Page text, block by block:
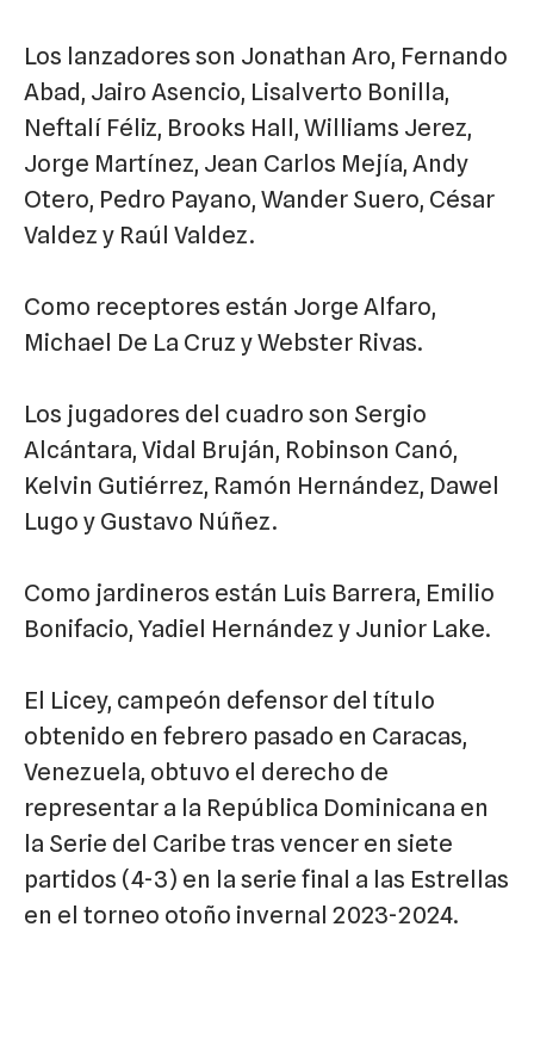
Los lanzadores son Jonathan Aro, Fernando
Abad, Jairo Asencio, Lisalverto Bonilla,
Neftalí Féliz, Brooks Hall, Williams Jerez,
Jorge Martínez, Jean Carlos Mejía, Andy
Otero, Pedro Payano, Wander Suero, César
Valdez y Raúl Valdez.
Como receptores están Jorge Alfaro,
Michael De La Cruz y Webster Rivas.
Los jugadores del cuadro son Sergio
Alcántara, Vidal Bruján, Robinson Canó,
Kelvin Gutiérrez, Ramón Hernández, Dawel
Lugo y Gustavo Núñez.
Como jardineros están Luis Barrera, Emilio
Bonifacio, Yadiel Hernández y Junior Lake.
El Licey, campeón defensor del título
obtenido en febrero pasado en Caracas,
Venezuela, obtuvo el derecho de
representar a la República Dominicana en
la Serie del Caribe tras vencer en siete
partidos (4-3) en la serie final a las Estrellas
en el torneo otoño invernal 2023-2024.